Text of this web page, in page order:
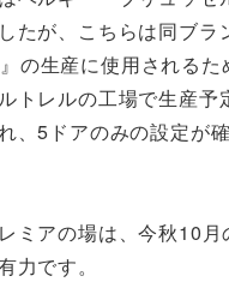
たが、こちらは同ブラ
の生産に使用されるた
トレルの工場で生産予
、5ドアのみの設定が
ミアの場は、今秋10月
力です。